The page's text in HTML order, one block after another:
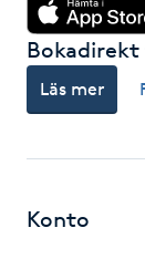
LPG-
Luggklippning
Lymfmassage
Läs mer
Konto